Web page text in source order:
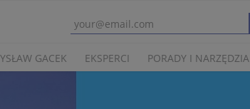
GACEK EKSPERCI PORADY I NARZĘDZIA